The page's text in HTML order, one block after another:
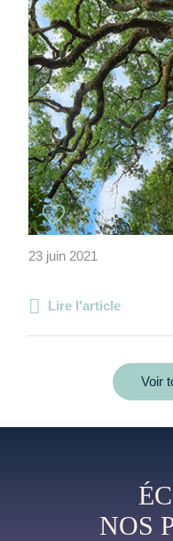
23 juin 2021
Lire l'article
Voir
NOS